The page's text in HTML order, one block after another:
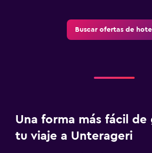
Cafetera
Máquina expendedora (bebidas)
Buscar ofertas de hotel
Una forma más fácil de
tu viaje a Unterageri